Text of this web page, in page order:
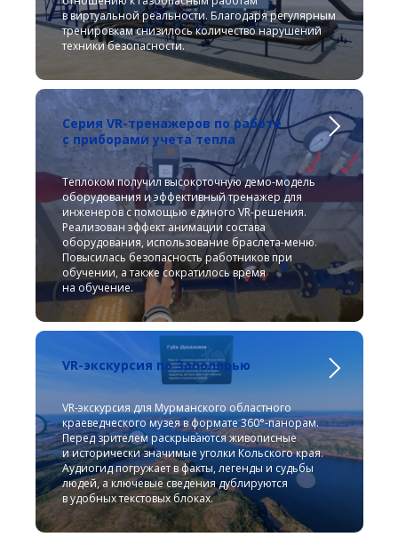
в виртуальной реальности. Благодаря регулярным
тренировкам снизилось количество нарушений
техники безопасности.
Серия VR-тренажеров по работе
с приборами учета тепла
Теплоком получил высокоточную демо-модель
оборудования и эффективный тренажер для
инженеров с помощью единого VR-решения.
Реализован эффект анимации состава
оборудования, использование браслета-меню.
Повысилась безопасность работников при
обучении, а также сократилось время
на обучение.
VR-экскурсия по Заполярью
VR-экскурсия для Мурманского областного
краеведческого музея в формате 360°‑панорам.
Перед зрителем раскрываются живописные
и исторически значимые уголки Кольского края.
Аудиогид погружает в факты, легенды и судьбы
людей, а ключевые сведения дублируются
в удобных текстовых блоках.